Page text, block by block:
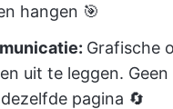
hangen 🎯
Grafische
uit te leggen.
pagina 🔄